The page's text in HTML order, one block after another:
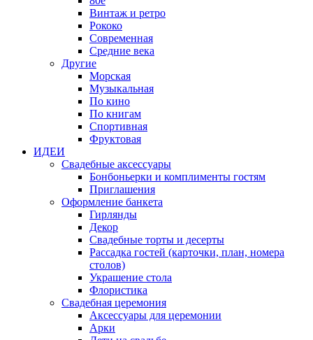
Винтаж и ретро
Рококо
Современная
Средние века
Другие
Морская
Музыкальная
По кино
По книгам
Спортивная
Фруктовая
ИДЕИ
Свадебные аксессуары
Бонбоньерки и комплименты гостям
Приглашения
Оформление банкета
Гирлянды
Декор
Свадебные торты и десерты
Рассадка гостей (карточки, план, номера
столов)
Украшение стола
Флористика
Свадебная церемония
Аксессуары для церемонии
Арки